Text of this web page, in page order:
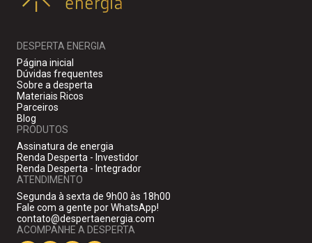
DESPERTA ENERGIA
Página inicial
Dúvidas frequentes
Sobre a desperta
Materiais Ricos
Parceiros
Blog
PRODUTOS
Assinatura de energia
Renda Desperta - Investidor
Renda Desperta - Integrador
ATENDIMENTO
Segunda à sexta de 9h00 às 18h00
Fale com a gente por WhatsApp!
contato@despertaenergia.com
ACOMPANHE A DESPERTA